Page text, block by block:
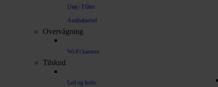
Utøj / Flåter
Antibakteriel
Overvågning
Wi-Fi kamera
Tilskud
Led og hofte